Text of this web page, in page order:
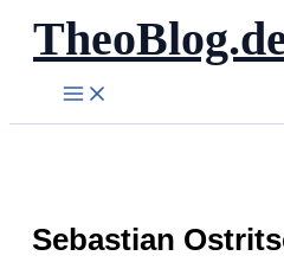
Zum
Inhalt
springen
Sebastian